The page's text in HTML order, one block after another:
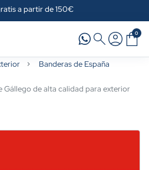
a partir de 150€
0
Banderas de España
Gállego de alta calidad para exterior